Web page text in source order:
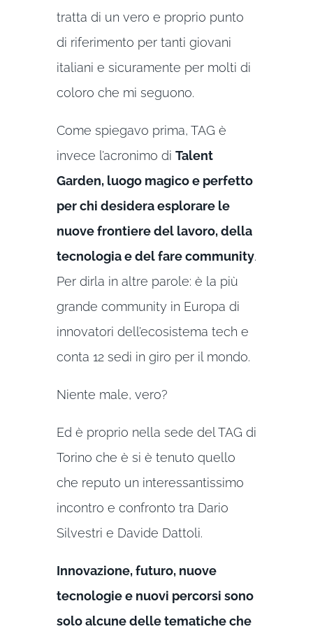
tratta di un vero e proprio punto
di riferimento per tanti giovani
italiani e sicuramente per molti di
coloro che mi seguono.
Come spiegavo prima, TAG è
invece l’acronimo di Talent
Garden, luogo magico e perfetto
per chi desidera esplorare le
nuove frontiere del lavoro, della
tecnologia e del fare community.
Per dirla in altre parole: è la più
grande community in Europa di
innovatori dell’ecosistema tech e
conta 12 sedi in giro per il mondo.
Niente male, vero?
Ed è proprio nella sede del TAG di
Torino che è si è tenuto quello
che reputo un interessantissimo
incontro e confronto tra Dario
Silvestri e Davide Dattoli.
Innovazione, futuro, nuove
tecnologie e nuovi percorsi sono
solo alcune delle tematiche che